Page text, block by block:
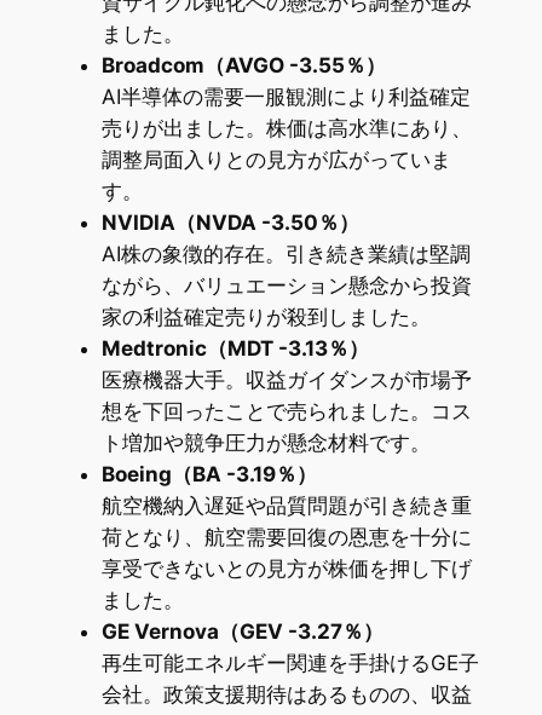
ました。
Broadcom（AVGO -3.55％）
AI半導体の需要一服観測により利益確定
売りが出ました。株価は高水準にあり、
調整局面入りとの見方が広がっていま
す。
NVIDIA（NVDA -3.50％）
AI株の象徴的存在。引き続き業績は堅調
ながら、バリュエーション懸念から投資
家の利益確定売りが殺到しました。
Medtronic（MDT -3.13％）
医療機器大手。収益ガイダンスが市場予
想を下回ったことで売られました。コス
ト増加や競争圧力が懸念材料です。
Boeing（BA -3.19％）
航空機納入遅延や品質問題が引き続き重
荷となり、航空需要回復の恩恵を十分に
享受できないとの見方が株価を押し下げ
ました。
GE Vernova（GEV -3.27％）
再生可能エネルギー関連を手掛けるGE子
会社。政策支援期待はあるものの、収益